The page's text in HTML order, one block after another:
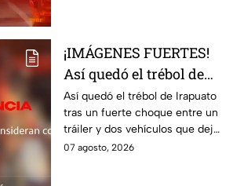
¡IMÁGENES FUERTES!
Así quedó el trébol de
Irapuato tras aparatoso
choque; hay mu3rtos y
lesionados
Así quedó el trébol de Irapuato
tras un fuerte choque entre un
tráiler y dos vehículos que dejó
dos muertos y siete personas
07 agosto, 2026